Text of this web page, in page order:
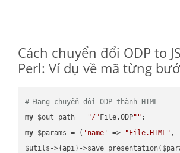
Cách chuyển đổi ODP to
Perl: Ví dụ về mã từng
# Đang chuyển đổi ODP thành HTML
my $out_path = "/" File.ODP""
my $params = ( 'name' => "File.HTML" ,
$utils->{api}-